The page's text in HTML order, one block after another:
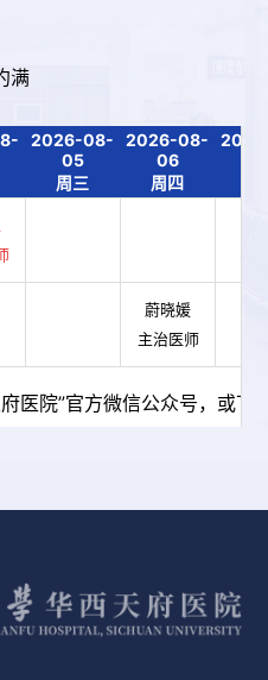
满
2026-08-
05
周三
2026-08-
06
周四
蔚晓媛
主治医师
医院”官方微信公众号，或下